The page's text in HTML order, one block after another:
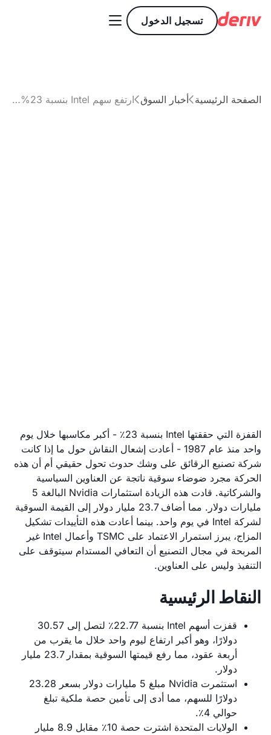
تسجيل الدخول 
الصفحة الرئيسيةأخبار السوق ارتفع سهم Intel بنسبة 23% مدعومًا باستثمار Nvidia بقيمة 5 مليارات دولار.
القفزة التي حققتها Intel بنسبة 23٪ - أكبر مكاسبها خلال يوم
واحد منذ عام 1987 - أعادت إشعال النقاش حول ما إذا كانت
شركة تصنيع الرقائق على وشك حدوث تحول حقيقي أم أن هذه
الحركة مجرد ضوضاء سوقية ناتجة عن العناوين السياسية
والشركاتية. قادت هذه الزيادة استثمارات Nvidia البالغة 5
مليارات دولار. مما أضاف 23.7 مليار دولار إلى القيمة السوقية
لشركة Intel في يوم واحد. بينما أعادت هذه التأييدات تشكيل
المزاج، يبرز استمرار الاعتماد على TSMC وأعمال Intel غير
المربحة في مجال التصنيع أن التعافي المستدام سيتوقف على
التنفيذ وليس على العناوين.
النقاط الرئيسية
قفزت أسهم Intel بنسبة 22.77٪ لتصل إلى 30.57
دولارًا، وهو أكبر ارتفاع ليوم واحد خلال ما يقرب من
أربعة عقود، مما رفع قيمتها السوقية بمقدار 23.7 مليار
دولار.
استثمرت Nvidia مبلغ 5 مليارات دولار بسعر 23.28
دولارًا للسهم، مما أدى إلى تأمين حصة ملكية تبلغ
حوالي 4٪.
الولايات المتحدة اشترت حصة 10٪ مقابل 8.9 مليار